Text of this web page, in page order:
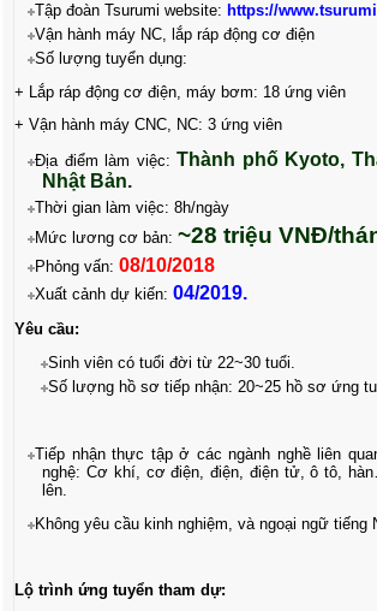
Tập đoàn Tsurumi website: https://
Vận hành máy NC, lắp ráp động cơ điện
Số lượng tuyển dụng:
+ Lắp ráp động cơ điện, máy bơm: 18 ứng viên
+ Vận hành máy CNC, NC: 3 ứng viên
Địa điểm làm việc: Thành phố Kyoto,
Nhật Bản.
Thời gian làm việc: 8h/ngày
Mức lương cơ bản:~28 triệu VNĐ/
Phỏng vấn:08/10/2018
Xuất cảnh dự kiến: 04/2019.
Yêu cầu:
Sinh viên có tuổi đời từ 22~30 tuổi.
Số lượng hồ sơ tiếp nhận: 20~25 hồ sơ ứng
Tiếp nhận thực tập ở các ngành nghề liên
nghệ: Cơ khí, cơ điện, điện, điện tử, ô tô,
lên.
Không yêu cầu kinh nghiệm, và ngoại ngữ tiếng
Lộ trình ứng tuyển tham dự: